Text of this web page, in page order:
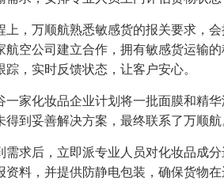
上，万顺航熟悉敏感货的报关要求，
航空公司建立合作，拥有敏感货运输
，实时反馈状态，让客户安心。
一家化妆品企业计划将一批面膜和精
得到妥善解决方案，最终联系了万顺航
需求后，立即派专业人员对化妆品成
资料，并提供防静电包装，确保货物在